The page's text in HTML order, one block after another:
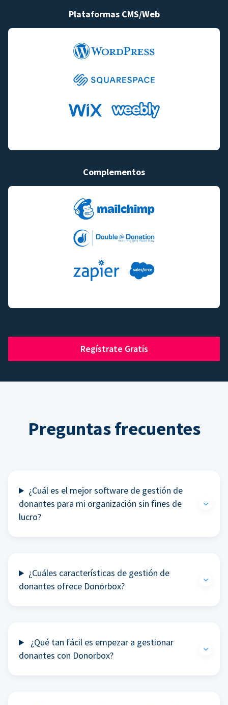
Plataformas CMS/Web
Complementos
Regístrate Gratis
Preguntas frecuentes
¿Cuál es el mejor software de gestión de
donantes para mi organización sin fines de
lucro?
¿Cuáles características de gestión de
donantes ofrece Donorbox?
¿Qué tan fácil es empezar a gestionar
donantes con Donorbox?